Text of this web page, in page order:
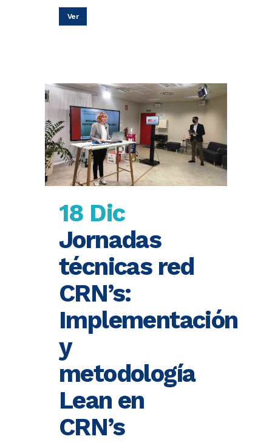
Ver
18 Dic
Jornadas
técnicas red
CRN’s:
Implementación
y
metodología
Lean en
CRN’s